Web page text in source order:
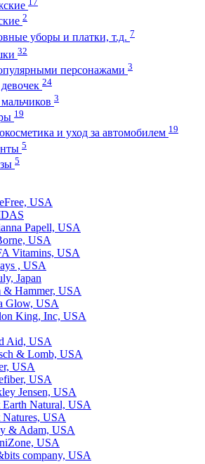
2
уборы и платки, т.д. 7
32
персонажами 3
24
3
19
и уход за автомобилем 19
5
5
USA
Papell, USA
USA
Vitamins, USA
, USA
Japan
& Hammer, USA
Glow, USA
King, Inc, USA
Aid, USA
& Lomb, USA
USA
USA
Jensen, USA
Earth Natural, USA
Natures, USA
& Adam, USA
USA
company, USA